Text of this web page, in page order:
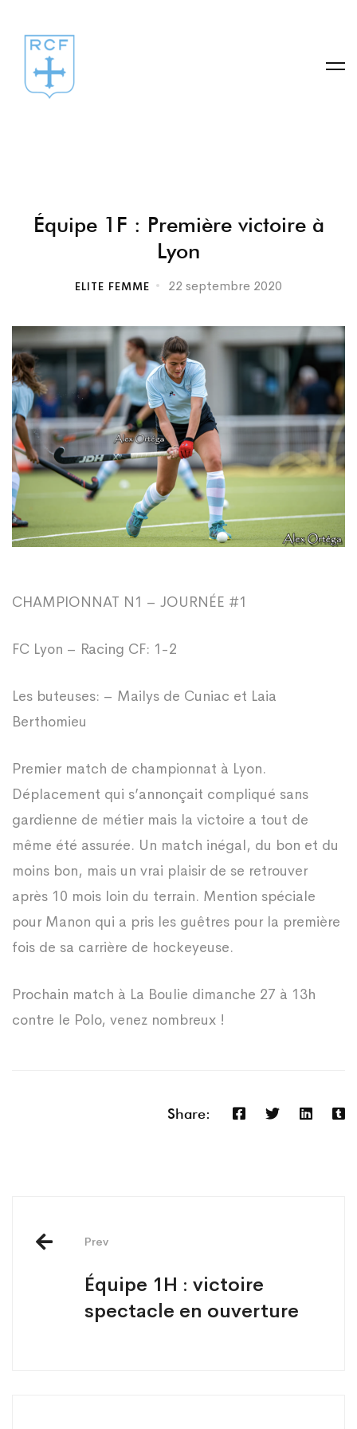
Équipe
Première
victoire
à
Lyon
Équipe 1F : Première victoire à
Lyon
ELITE FEMME 22 septembre 2020
CHAMPIONNAT N1 – JOURNÉE #1
FC Lyon – Racing CF: 1-2
Les buteuses: – Mailys de Cuniac et Laia
Berthomieu
Premier match de championnat à Lyon.
Déplacement qui s’annonçait compliqué sans
gardienne de métier mais la victoire a tout de
même été assurée. Un match inégal, du bon et du
moins bon, mais un vrai plaisir de se retrouver
après 10 mois loin du terrain. Mention spéciale
pour Manon qui a pris les guêtres pour la première
fois de sa carrière de hockeyeuse.
Prochain match à La Boulie dimanche 27 à 13h
contre le Polo, venez nombreux !
Share:
navigation
Prev
Équipe 1H : victoire
spectacle en ouverture